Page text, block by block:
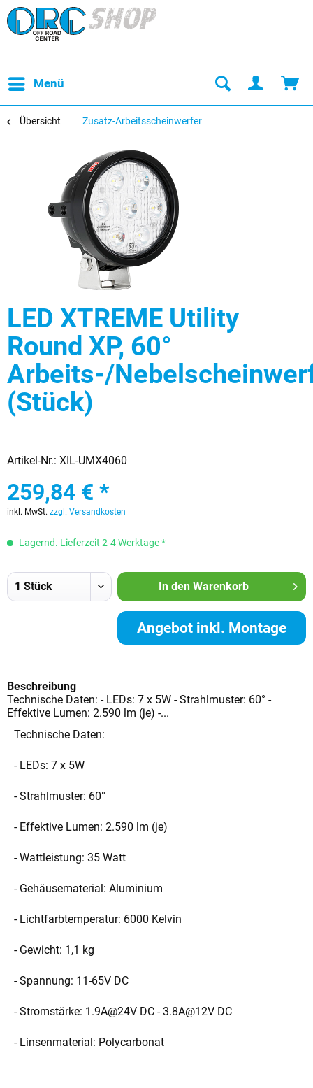
Menü
Übersicht Zusatz-Arbeitsscheinwerfer
LED XTREME Utility
Round XP, 60°
Arbeits-/
(Stück)
Artikel-Nr.: XIL-UMX4060
259,84 € *
inkl. MwSt. zzgl. Versandkosten
Lagernd. Lieferzeit 2-4 Werktage *
In den Warenkorb
Angebot inkl. Montage
Beschreibung
Technische Daten: - LEDs: 7 x 5W - Strahlmuster: 60° -
Effektive Lumen: 2.590 lm (je) -...
Technische Daten:
- LEDs: 7 x 5W
- Strahlmuster: 60°
- Effektive Lumen: 2.590 lm (je)
- Wattleistung: 35 Watt
- Gehäusematerial: Aluminium
- Lichtfarbtemperatur: 6000 Kelvin
- Gewicht: 1,1 kg
- Spannung: 11-65V DC
- Stromstärke: 1.9A@24V DC - 3.8A@12V DC
- Linsenmaterial: Polycarbonat